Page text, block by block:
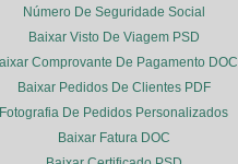
Número De Seguridade Social
Baixar Visto De Viagem PSD
Comprovante De Pagamento DOC
Baixar Pedidos De Clientes PDF
Fotografia De Pedidos Personalizados
Baixar Fatura DOC